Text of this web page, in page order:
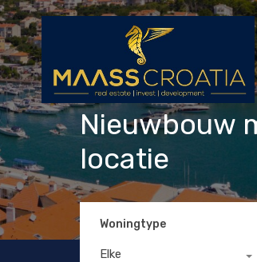
Nieuwbouw
locatie
Woningtype
Elke